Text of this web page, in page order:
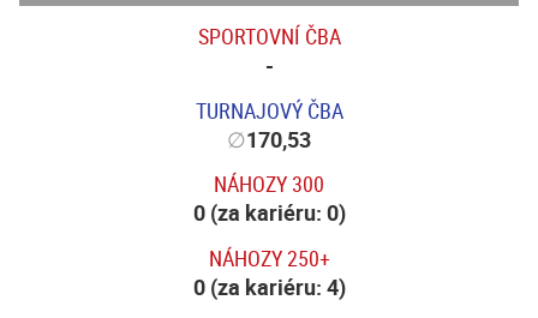
SPORTOVNÍ ČBA
-
TURNAJOVÝ ČBA
∅170,53
NÁHOZY 300
0 (za kariéru: 0)
NÁHOZY 250+
0 (za kariéru: 4)